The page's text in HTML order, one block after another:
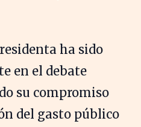
ha sido
en el debate
su compromiso
del gasto público